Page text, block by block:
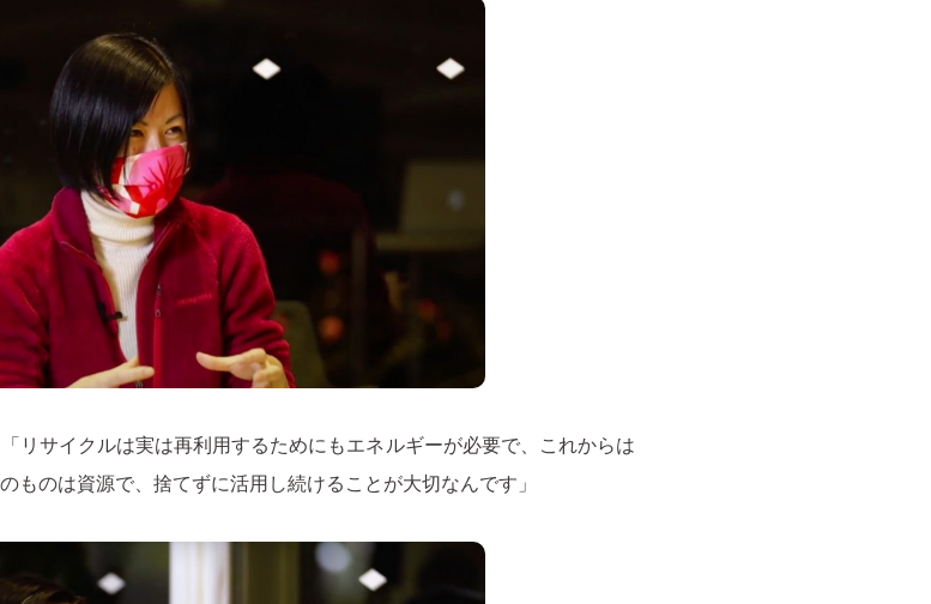
サイクルは実は再利用するためにもエネルギーが必要で、これからは
ものは資源で、捨てずに活用し続けることが大切なんです」